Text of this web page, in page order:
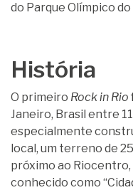
do Parque Olímpico
História
O primeiro Rock in Rio
Janeiro, Brasil entre
especialmente
local, um terreno de
próximo ao
conhecido como